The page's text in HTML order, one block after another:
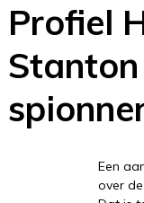
Profiel
Een
over